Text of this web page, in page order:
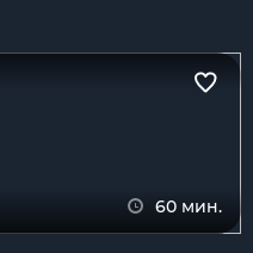
60 мин.